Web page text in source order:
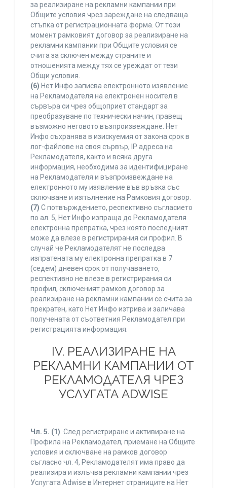
за реализиране на рекламни кампании при
Общите условия чрез зареждане на следваща
стъпка от регистрационната форма. От този
момент рамковият договор за реализиране на
рекламни кампании при Общите условия се
счита за сключен между страните и
отношенията между тях се уреждат от тези
Общи условия.
(6) Нет Инфо записва електронното изявление
на Рекламодателя на електронен носител в
сървъра си чрез общоприет стандарт за
преобразуване по технически начин, правещ
възможно неговото възпроизвеждане. Нет
Инфо съхранява в изискуемия от закона срок в
лог-файлове на своя сървър, IP адреса на
Рекламодателя, както и всяка друга
информация, необходима за идентифициране
на Рекламодателя и възпроизвеждане на
електронното му изявление във връзка със
сключване и изпълнение на Рамковия договор.
(7) С потвърждението, респективно съгласието
по ал. 5, Нет Инфо изпраща до Рекламодателя
електронна препратка, чрез която последният
може да влезе в регистрирания си профил. В
случай че Рекламодателят не последва
изпратената му електронна препратка в 7
(седем) дневен срок от получаването,
респективно не влезе в регистрирания си
профил, сключеният рамков договор за
реализиране на рекламни кампании се счита за
прекратен, като Нет Инфо изтрива и заличава
получената от съответния Рекламодател при
регистрацията информация.
IV. РЕАЛИЗИРАНЕ НА
РЕКЛАМНИ КАМПАНИИ ОТ
РЕКЛАМОДАТЕЛЯ ЧРЕЗ
УСЛУГАТА ADWISE
Чл. 5. (1). След регистриране и активиране на
Профила на Рекламодател, приемане на Общите
условия и сключване на рамков договор
съгласно чл. 4, Рекламодателят има право да
реализира и излъчва рекламни кампании чрез
Услугата Adwise в Интернет страниците на Нет